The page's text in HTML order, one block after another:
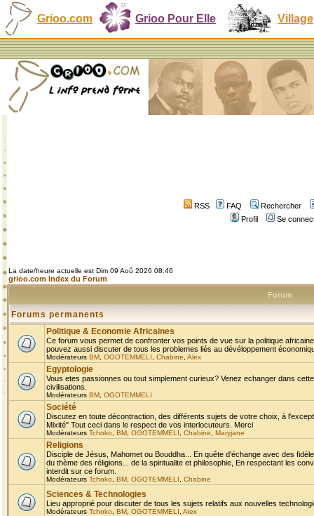
Grioo.com Grioo Pour Elle Village
RSS FAQ
Rechercher
Profil
Se
La date/heure actuelle est Dim 09 Aoû 2026 08:46
grioo.com Index du Forum
Forum
Forums permanents
Politique & Economie Africaines
Ce forum vous permet de confronter vos points de vue sur la politique
pouvez aussi discuter de tous les problemes liés au dévéloppement
Modérateurs BM OGOTEMMELI Chabine Alex
Egyptologie
Vous etes passionnes ou tout simplement curieux? Venez echanger dans
civilisations.
Modérateurs BM OGOTEMMELI
Société
Discutez en toute décontraction, des différents sujets de votre choix, à
Mixité" Tout ceci dans le respect de vos interlocuteurs. Merci
Modérateurs Tchoko BM OGOTEMMELI Chabine Maryjane
Religions
Disciple de Jésus, Mahomet ou Bouddha... En quête d'échange avec des
du thème des réligions... de la spiritualite et philosophie, En respectant les
interdit sur ce forum.
Modérateurs Tchoko BM OGOTEMMELI Chabine
Sciences & Technologies
Lieu approprié pour discuter de tous les sujets relatifs aux nouvelles
Modérateurs Tchoko BM OGOTEMMELI Alex